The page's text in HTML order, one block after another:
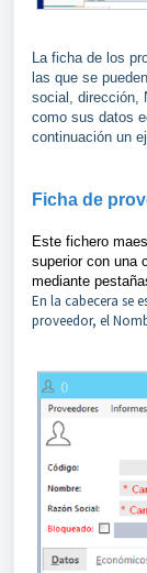
La ficha de los
las que se
social, dirección,
como sus datos
continuación un
Ficha de
Este fichero
superior con una
mediante
En la cabecera se
proveedor, el